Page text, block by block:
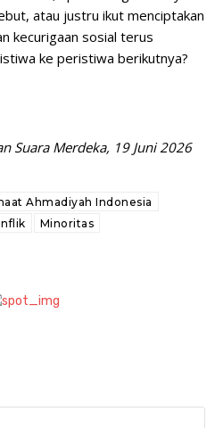
atau justru ikut menciptakan
kecurigaan sosial terus
ke peristiwa berikutnya?
Suara Merdeka, 19 Juni 2026
Ahmadiyah Indonesia
Minoritas